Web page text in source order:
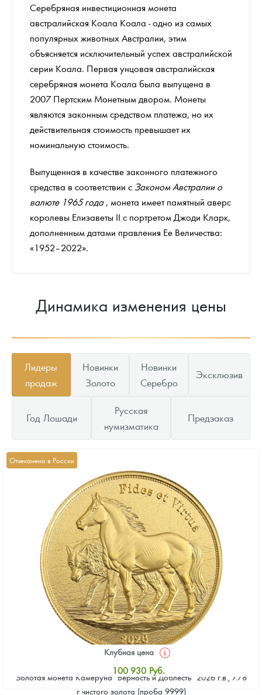
Серебряная инвестиционная монета
австралийская Коала Коала - одно из самых
популярных животных Австралии, этим
объясняется исключительный успех австралийской
серии Коала. Первая унцовая австралийская
серебряная монета Коала была выпущена в
2007 Пертским Монетным двором. Монеты
являются законным средством платежа, но их
действительная стоимость превышает их
номинальную стоимость.
Выпущенная в качестве законного платежного
средства в соответствии с Законом Австралии о
валюте 1965 года, монета имеет памятный аверс
королевы Елизаветы II с портретом Джоди Кларк,
дополненным датами правления Ее Величества:
«1952–2022».
Динамика изменения цены
Лидеры
продаж
Новинки
Золото
Новинки
Серебро
Эксклюзив
Год Лошади
Русская
нумизматика
Предзаказ
Отчеканено в России
Золотая монета Камеруна "Верность и Доблесть" 2026 г.в., 7.78
г чистого золота (проба 9999)
Клубная цена
100 930 Руб.
Стандартная цена